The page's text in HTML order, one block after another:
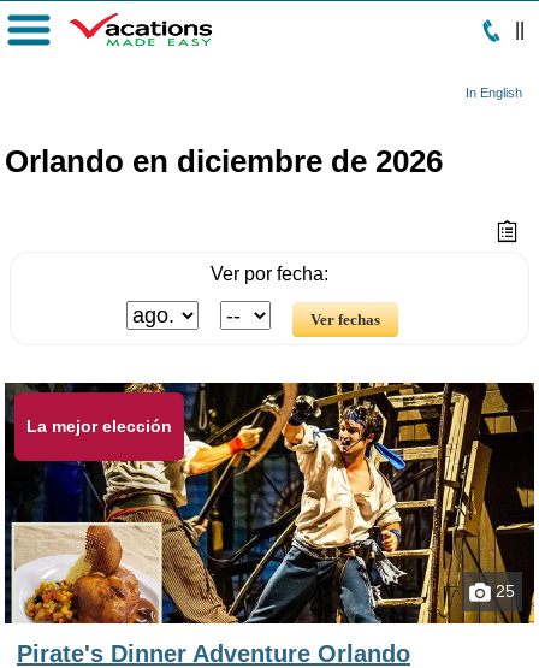
In English
Menú
Orlando en diciembre de 2026
Ver por fecha:
La mejor elección
25
Pirate's Dinner Adventure Orlando